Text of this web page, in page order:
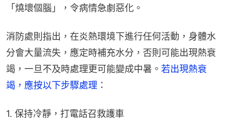
「燒壞個腦」，令病情急劇惡化。
消防處則指出，在炎熱環境下進行任何活動，身體水
分會大量流失，應定時補充水分，否則可能出現熱衰
竭，一旦不及時處理更可能變成中暑。 若出現熱衰
竭，應按以下步驟處理 ：
1. 保持冷靜，打電話召救護車